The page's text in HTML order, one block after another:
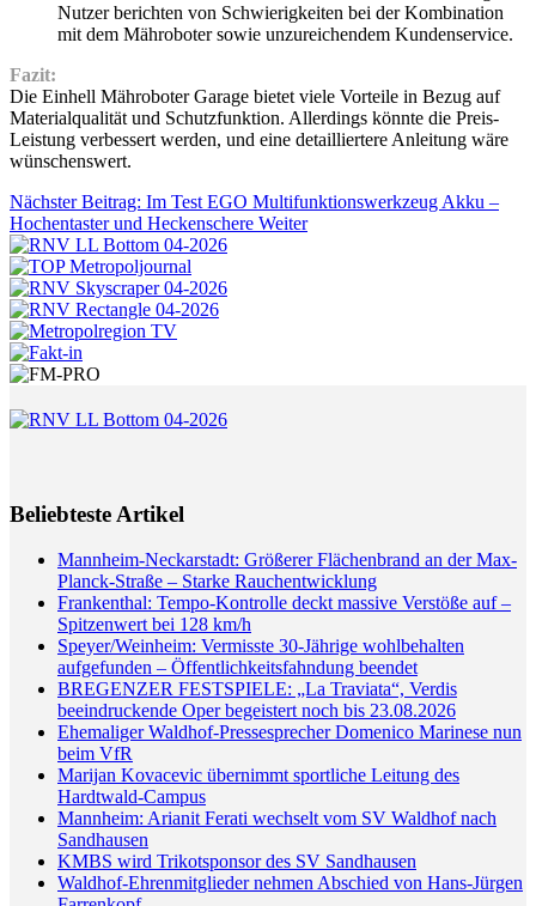
Nutzer berichten von Schwierigkeiten bei der Kombination
mit dem Mähroboter sowie unzureichendem Kundenservice.
Fazit:
Die Einhell Mähroboter Garage bietet viele Vorteile in Bezug auf
Materialqualität und Schutzfunktion. Allerdings könnte die Preis-
Leistung verbessert werden, und eine detailliertere Anleitung wäre
wünschenswert.
Nächster Beitrag: Im Test EGO Multifunktionswerkzeug Akku –
Hochentaster und Heckenschere Weiter
Beliebteste Artikel
Mannheim-Neckarstadt: Größerer Flächenbrand an der Max-
Planck-Straße – Starke Rauchentwicklung
Frankenthal: Tempo-Kontrolle deckt massive Verstöße auf –
Spitzenwert bei 128 km/h
Speyer/Weinheim: Vermisste 30-Jährige wohlbehalten
aufgefunden – Öffentlichkeitsfahndung beendet
BREGENZER FESTSPIELE: „La Traviata“, Verdis
beeindruckende Oper begeistert noch bis 23.08.2026
Ehemaliger Waldhof-Pressesprecher Domenico Marinese nun
beim VfR
Marijan Kovacevic übernimmt sportliche Leitung des
Hardtwald-Campus
Mannheim: Arianit Ferati wechselt vom SV Waldhof nach
Sandhausen
KMBS wird Trikotsponsor des SV Sandhausen
Waldhof-Ehrenmitglieder nehmen Abschied von Hans-Jürgen